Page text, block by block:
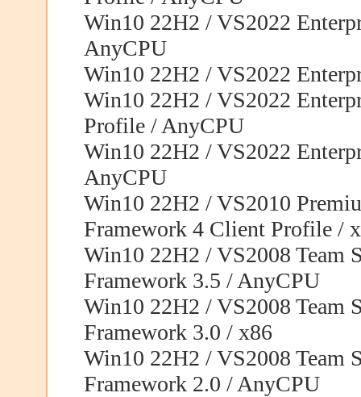
Win10 22H2 / VS2022
AnyCPU
Win10 22H2 / VS2022
Win10 22H2 / VS2022
Profile / AnyCPU
Win10 22H2 / VS2022
AnyCPU
Win10 22H2 / VS2010
Framework 4 Client Profile /
Win10 22H2 / VS2008 Team
Framework 3.5 / AnyCPU
Win10 22H2 / VS2008 Team
Framework 3.0 / x86
Win10 22H2 / VS2008 Team
Framework 2.0 / AnyCPU